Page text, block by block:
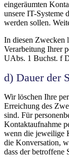
eingeräumten
unsere IT-Systeme
werden sollen.
In diesen Zwecken
Verarbeitung Ihrer
UAbs. 1 Buchst. f
d) Dauer der
Wir löschen Ihre
Erreichung des
sind. Für
Kontaktaufnahme
wenn die jeweilige
die Konversation,
dass der betroffene